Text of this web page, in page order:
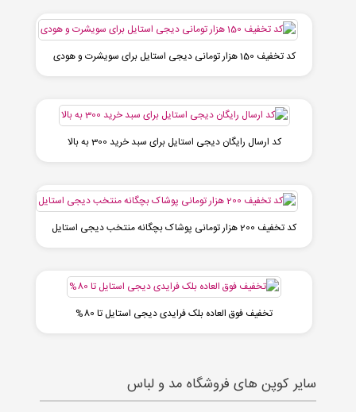
کد تخفیف 150 هزار تومانی دیجی استایل برای سویشرت و هودی
کد ارسال رایگان دیجی استایل برای سبد خرید 300 به بالا
کد تخفیف 200 هزار تومانی پوشاک بچگانه منتخب دیجی استایل
تخفیف فوق العاده بلک فرایدی دیجی استایل تا 80%
سایر کوپن های فروشگاه مد و لباس